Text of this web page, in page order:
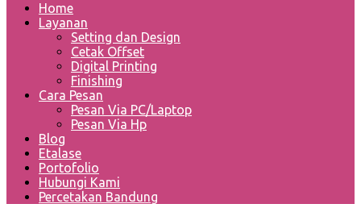
Home
Layanan
Setting dan Design
Cetak Offset
Digital Printing
Finishing
Cara Pesan
Pesan Via PC/Laptop
Pesan Via Hp
Blog
Etalase
Portofolio
Hubungi Kami
Percetakan Bandung